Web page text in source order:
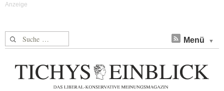
Suche nach: Menü